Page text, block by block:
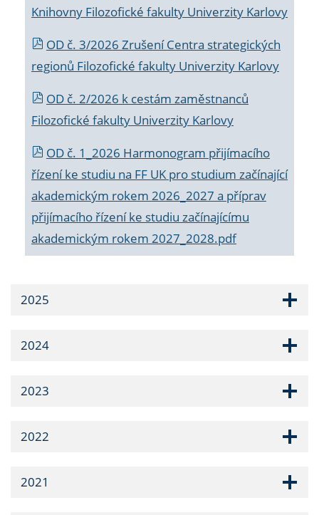
Knihovny Filozofické fakulty Univerzity Karlovy
OD č. 3/2026 Zrušení Centra strategických
regionů Filozofické fakulty Univerzity Karlovy
OD č. 2/2026 k cestám zaměstnanců
Filozofické fakulty Univerzity Karlovy
OD č. 1_2026 Harmonogram přijímacího
řízení ke studiu na FF UK pro studium začínající
akademickým rokem 2026_2027 a příprav
přijímacího řízení ke studiu začínajícímu
akademickým rokem 2027_2028.pdf
2025
2024
2023
2022
2021